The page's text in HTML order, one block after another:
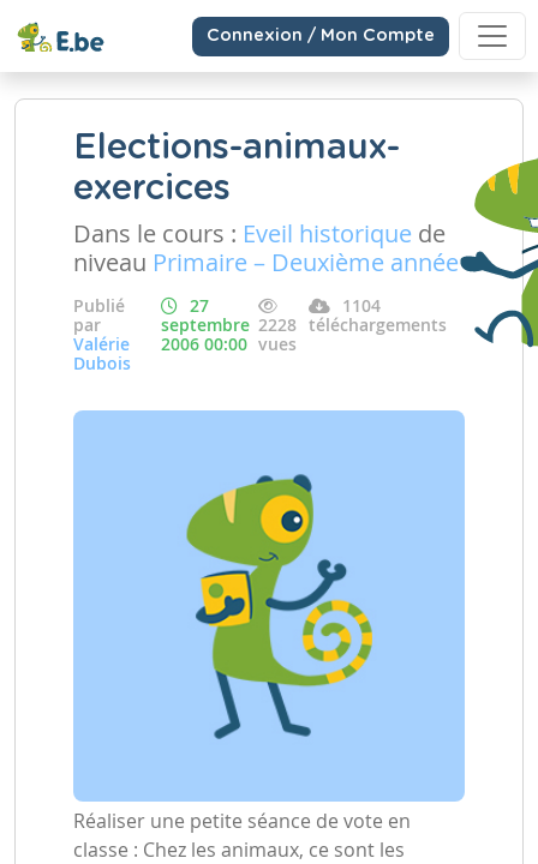
Connexion / Mon Compte
Elections-animaux-
exercices
Dans le cours : Eveil historique de
niveau Primaire – Deuxième année
Publié
par
Valérie
Dubois
27
septembre
2006 00:00
2228
vues
1104
téléchargements
Réaliser une petite séance de vote en
classe : Chez les animaux, ce sont les